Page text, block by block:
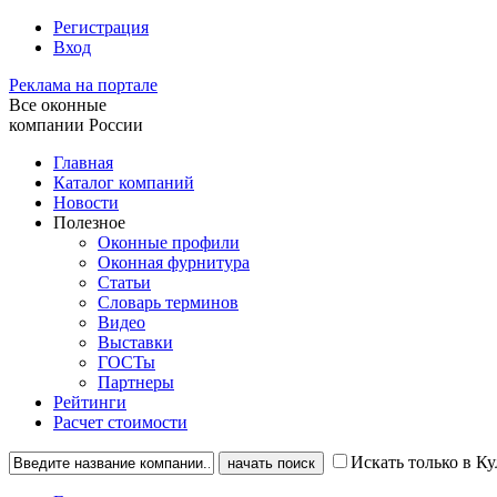
Регистрация
Вход
Реклама на портале
Все оконные
компании России
Главная
Каталог компаний
Новости
Полезное
Оконные профили
Оконная фурнитура
Статьи
Словарь терминов
Видео
Выставки
ГОСТы
Партнеры
Рейтинги
Расчет стоимости
Искать только в